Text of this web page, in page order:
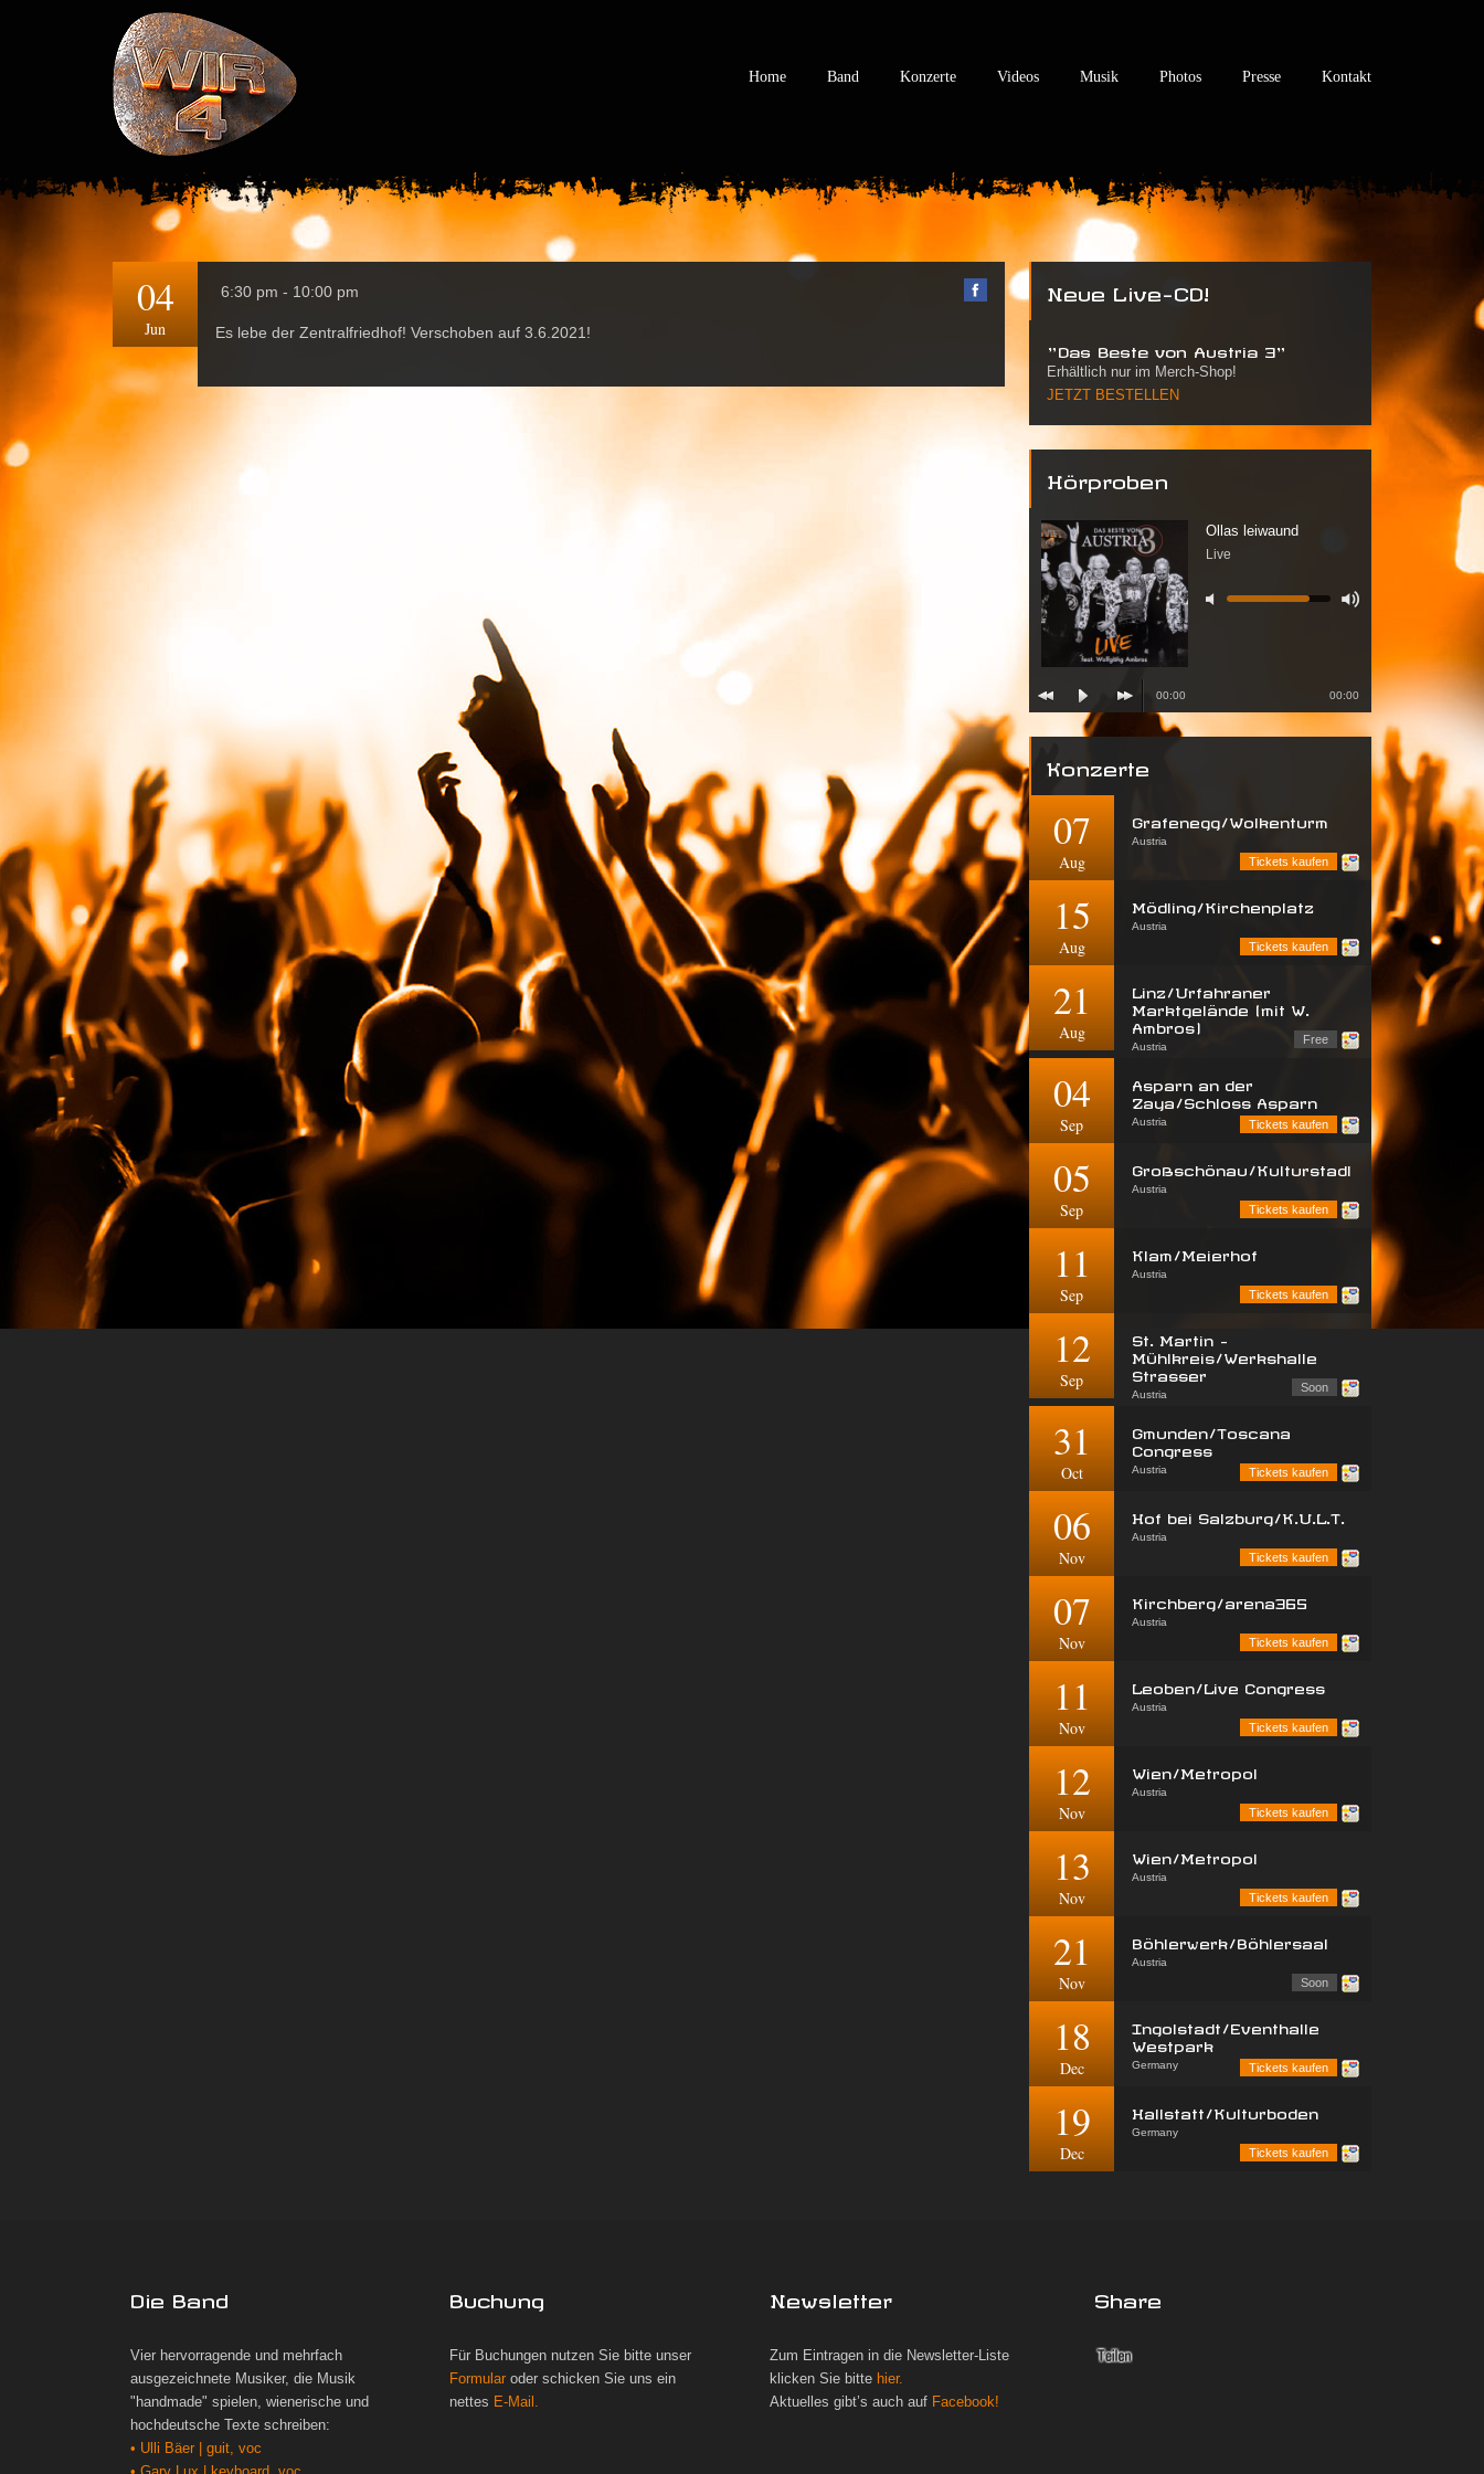
Home Band Konzerte Videos Musik Photos Presse Kontakt
04
Jun
6:30 pm - 10:00 pm
Es lebe der Zentralfriedhof! Verschoben auf 3.6.2021!
Neue Live-CD!
"Das Beste von Austria 3"
Erhältlich nur im Merch-Shop!
JETZT BESTELLEN
Hörproben
Ollas leiwaund
Live
00:00 00:00
Konzerte
07
Aug
Grafenegg/Wolkenturm
Austria
Tickets kaufen
15
Aug
Mödling/Kirchenplatz
Austria
Tickets kaufen
21
Aug
Linz/Urfahraner
Marktgelände (mit W.
Ambros)
Austria
Free
04
Sep
Asparn an der
Zaya/Schloss Asparn
Austria
Tickets kaufen
05
Sep
Großschönau/Kulturstadl
Austria
Tickets kaufen
11
Sep
Klam/Meierhof
Austria
Tickets kaufen
12
Sep
St. Martin -
Mühlkreis/Werkshalle
Strasser
Austria
Soon
31
Oct
Gmunden/Toscana
Congress
Austria
Tickets kaufen
06
Nov
Hof bei Salzburg/K.U.L.T.
Austria
Tickets kaufen
07
Nov
Kirchberg/arena365
Austria
Tickets kaufen
11
Nov
Leoben/Live Congress
Austria
Tickets kaufen
12
Nov
Wien/Metropol
Austria
Tickets kaufen
13
Nov
Wien/Metropol
Austria
Tickets kaufen
21
Nov
Böhlerwerk/Böhlersaal
Austria
Soon
18
Dec
Ingolstadt/Eventhalle
Westpark
Germany
Tickets kaufen
19
Dec
Hallstatt/Kulturboden
Germany
Tickets kaufen
Die Band
Vier hervorragende und mehrfach
ausgezeichnete Musiker, die Musik
"handmade" spielen, wienerische und
hochdeutsche Texte schreiben:
• Ulli Bäer | guit, voc
Buchung
Für Buchungen nutzen Sie bitte unser
Formular oder schicken Sie uns ein
nettes E-Mail.
Newsletter
Zum Eintragen in die Newsletter-Liste
klicken Sie bitte hier.
Aktuelles gibt’s auch auf Facebook!
Share